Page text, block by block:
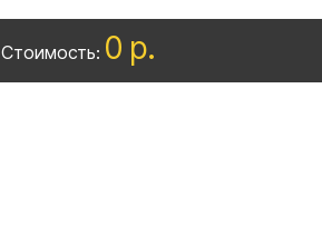
Стоимость: 0 р.